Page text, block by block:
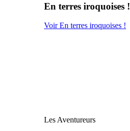
En terres iroquoises !
Voir En terres iroquoises !
Les Aventureurs